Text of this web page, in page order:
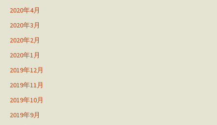
2020年4月
2020年3月
2020年2月
2020年1月
2019年12月
2019年11月
2019年10月
2019年9月